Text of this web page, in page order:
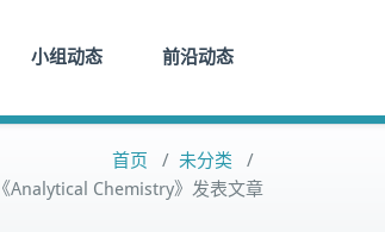
小组动态 前沿动态
首页 / 未分类 /
Analytical Chemistry》发表文章